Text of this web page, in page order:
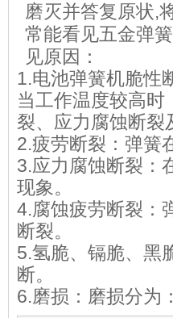
磨灭并答复原状,
常能看见五金弹
见原因
1.电池弹簧机脆性
当工作温度较高
裂、应力腐蚀
2.疲劳断裂：
3.应力腐蚀断裂：
现象。
4.腐蚀疲劳断裂：
断裂。
5.氢脆、镉脆、黑
断。
6.磨损：磨损分为